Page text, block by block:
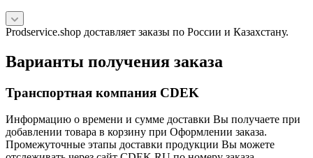
Prodservice.shop доставляет заказы по России и Казахстану.
Варианты получения заказа
Транспортная компания CDEK
Информацию о времени и сумме доставки Вы получаете при
добавлении товара в корзину при Оформлении заказа.
Промежуточные этапы доставки продукции Вы можете